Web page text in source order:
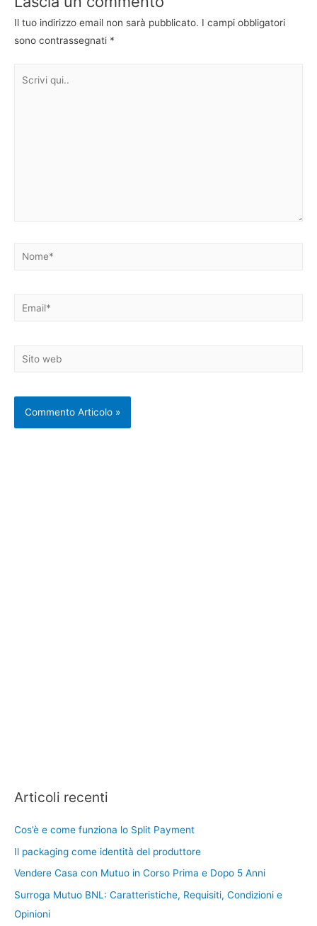
Il tuo indirizzo email non sarà pubblicato. I campi obbligatori
sono contrassegnati *
Nome*
Email*
Sito
Articoli recenti
Cos’è e come funziona lo Split Payment
Il packaging come identità del produttore
Vendere Casa con Mutuo in Corso Prima e Dopo 5 Anni
Surroga Mutuo BNL: Caratteristiche, Requisiti, Condizioni e
Opinioni